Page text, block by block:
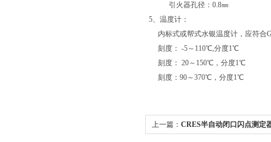
引火器孔径：0.8㎜
5、温度计：
内标式或帮式水银温度计，应符合
刻度： -5～110℃,分度1℃
刻度： 20～150℃，分度1℃
刻度：90～370℃，分度1℃
上一篇： CRES半自动闭口闪点测定